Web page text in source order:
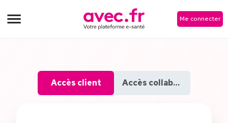
Me connecter
Accès client Accès collaborateur